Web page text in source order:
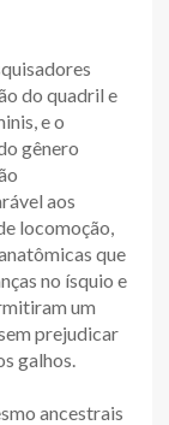
do quadril e
e o
gênero
aos
locomoção,
que
no ísquio e
um
prejudicar
galhos.
ancestrais